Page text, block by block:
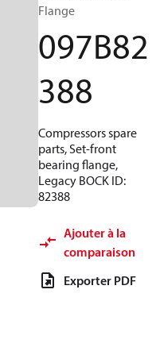
Flange
097B82
388
Compressors spare
parts, Set-front
bearing flange,
Legacy BOCK ID:
82388
Ajouter à la
comparaison
Exporter PDF